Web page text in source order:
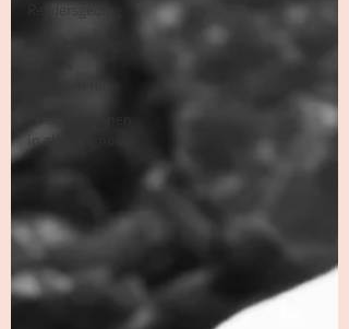
in alle diagnoses